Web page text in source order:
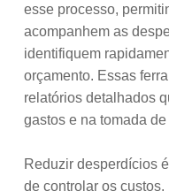
esse processo,
acompanhem as
identifiquem
orçamento. Essas
relatórios detalhados
gastos e na tomada
Reduzir desperdícios
de controlar os